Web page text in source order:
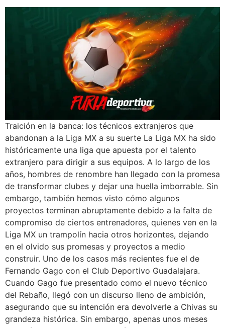
Traición en la banca: los técnicos extranjeros que
abandonan a la Liga MX a su suerte La Liga MX ha sido
históricamente una liga que apuesta por el talento
extranjero para dirigir a sus equipos. A lo largo de los
años, hombres de renombre han llegado con la promesa
de transformar clubes y dejar una huella imborrable. Sin
embargo, también hemos visto cómo algunos
proyectos terminan abruptamente debido a la falta de
compromiso de ciertos entrenadores, quienes ven en la
Liga MX un trampolín hacia otros horizontes, dejando
en el olvido sus promesas y proyectos a medio
construir. Uno de los casos más recientes fue el de
Fernando Gago con el Club Deportivo Guadalajara.
Cuando Gago fue presentado como el nuevo técnico
del Rebaño, llegó con un discurso lleno de ambición,
asegurando que su intención era devolverle a Chivas su
grandeza histórica. Sin embargo, apenas unos meses